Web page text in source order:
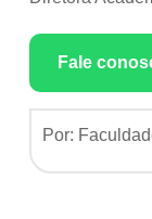
Fale
Por: